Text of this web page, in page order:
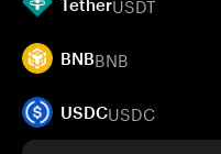
Tether
BNBBNB
USDCUSDC